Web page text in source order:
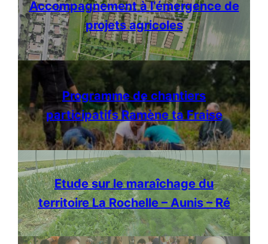
Accompagnement à l’émergence de
projets agricoles
Programme de chantiers
participatifs Ramène ta Fraise
Etude sur le maraîchage du
territoire La Rochelle – Aunis – Ré